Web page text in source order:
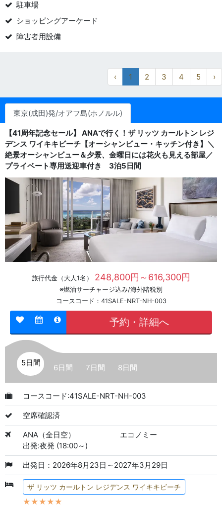
駐車場
ショッピングアーケード
障害者用設備
‹ 1 2 3 4 5 ›
東京(成田)発/オアフ島(ホノルル)
【41周年記念セール】 ANAで行く！ザ リッツ カールトン レジ
デンス ワイキキビーチ【オーシャンビュー・キッチン付き】＼
絶景オーシャンビュー＆夕景、金曜日には花火も見える部屋／
プライベート専用送迎車付き 3泊5日間
旅行代金（大人1名） 248,800円～616,300円
※燃油サーチャージ込み/海外諸税別
コースコード：41SALE-NRT-NH-003
予約・詳細へ
5日間
6日間 7日間 8日間
コースコード:41SALE-NRT-NH-003
空席確認済
ANA（全日空）
エコノミー
出発:夜発 (18:00～)
出発日：2026年8月23日～2027年3月29日
ザ リッツ カールトン レジデンス ワイキキビーチ
★★★★★